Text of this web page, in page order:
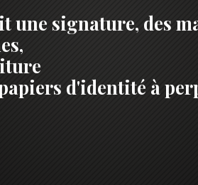
une signature, des
d'identité à